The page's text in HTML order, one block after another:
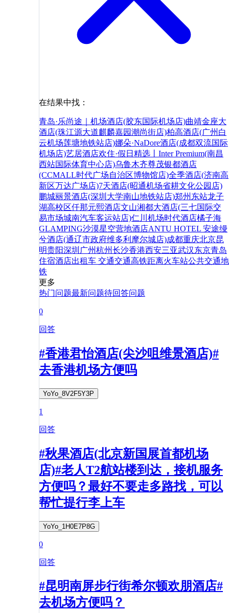
在结果中找：
青岛·乐尚途｜机场酒店(胶东国际机场店)曲靖金座大
酒店(珠江源大道麒麟嘉园潮尚街店)柏高酒店(广州白
云机场莲塘地铁站店)娜朵·NaDore酒店(成都双流国际
机场店)艺居酒店欢住·假日精选丨Inter Premium(南昌
西站国际体育中心店)乌鲁木齐尊茂银都酒店
(CCMALL时代广场自治区博物馆店)全季酒店(济南高
新区万达广场店)7天酒店(昭通机场省耕文化公园店)
鹏城丽景酒店(深圳大学南山地铁站店)郑州东站龙子
湖高校区仟那元熙酒店文山湘都大酒店(三七国际交
易市场城南汽车客运站店)仁川机场时代酒店橘子海
GLAMPING沙漠星空营地酒店ANTU HOTEL 安途缦
兮酒店(通辽市政府维多利摩尔城店)成都重庆北京昆
明贵阳深圳 广州杭州长沙香港西安三亚武汉东京青岛
住宿酒店出租车 交通交通高铁距离火车站公共交通地
铁
更多
热门问题最新问题待回答问题
0
回答
#香港君怡酒店(尖沙咀维景酒店)#
去香港机场方便吗
YoYo_8V2F5Y3P
1
回答
#秋果酒店(北京新国展首都机场
店)#老人T2航站楼到达，接机服务
方便吗？最好不要走多路找，可以
帮忙提行李上车
YoYo_1H0E7P8G
0
回答
#昆明南屏步行街希尔顿欢朋酒店#
去机场方便吗？